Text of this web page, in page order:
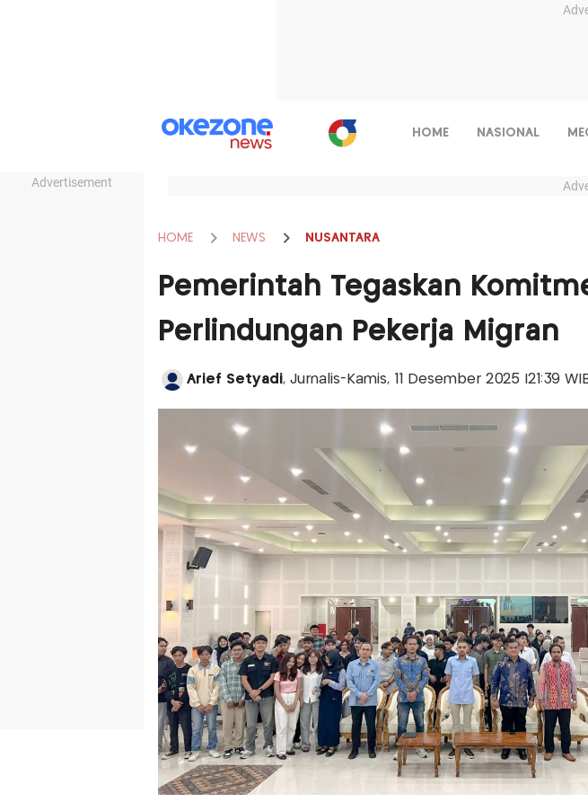
Advertisement
HOME NASIONAL
HOME NEWS NUSANTARA
Pemerintah Tegaskan
Perlindungan Pekerja Migran
Arief Setyadi, Jurnalis-Kamis, 11 Desember 2025 |21:39